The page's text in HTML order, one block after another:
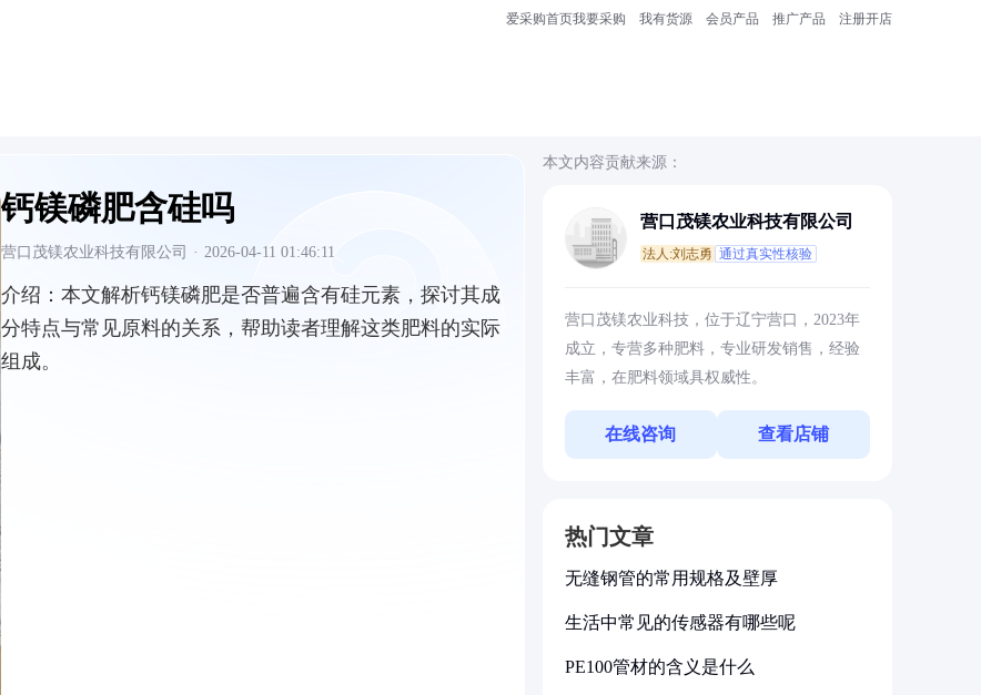
爱采购首页我要采购 我有货源 会员产品 推广产品 注册开店
钙镁磷肥含硅吗
营口茂镁农业科技有限公司 · 2026-04-11 01:46:11
介绍： 本文解析钙镁磷肥是否普遍含有硅元素，探讨其成
分特点与常见原料的关系，帮助读者理解这类肥料的实际
组成。
本文内容贡献来源：
营口茂镁农业科技有限公司
法人:刘志勇 通过真实性核验
营口茂镁农业科技，位于辽宁营口，2023年
成立，专营多种肥料，专业研发销售，经验
丰富，在肥料领域具权威性。
在线咨询 查看店铺
热门文章
无缝钢管的常用规格及壁厚
生活中常见的传感器有哪些呢
PE100管材的含义是什么